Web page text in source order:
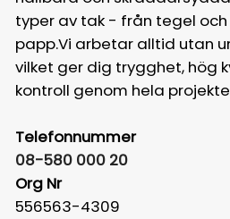
typer av tak - från tegel
papp.Vi arbetar alltid utan
vilket ger dig trygghet, hög
kontroll genom hela
Telefonnummer
08-580 000 20
Org Nr
556563-4309